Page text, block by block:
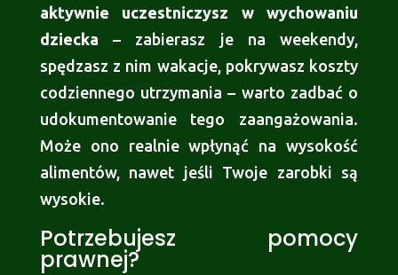
aktywnie uczestniczysz w wychowaniu
dziecka – zabierasz je na weekendy,
spędzasz z nim wakacje, pokrywasz koszty
codziennego utrzymania – warto zadbać o
udokumentowanie tego zaangażowania.
Może ono realnie wpłynąć na wysokość
alimentów, nawet jeśli Twoje zarobki są
wysokie.
Potrzebujesz pomocy
prawnej?